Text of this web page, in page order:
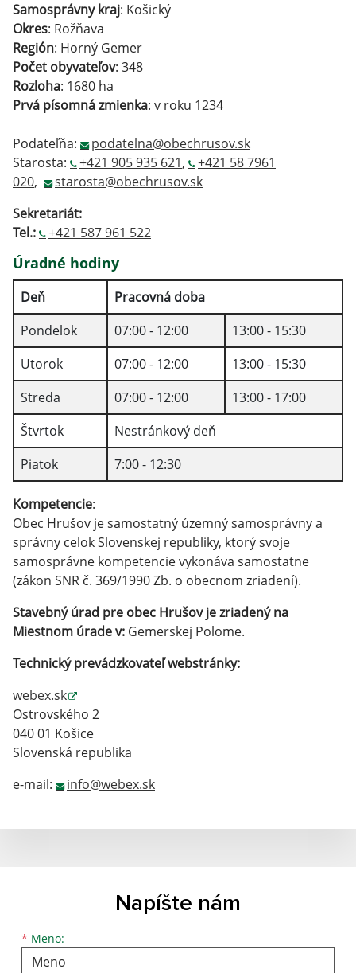
Samosprávny kraj: Košický
Okres: Rožňava
Región: Horný Gemer
Počet obyvateľov: 348
Rozloha: 1680 ha
Prvá písomná zmienka: v roku 1234
Podateľňa:
podatelna@obechrusov.sk
Starosta:
+421 905 935 621,
+421 58 7961
020,
starosta@obechrusov.sk
Sekretariát:
Tel.:
+421 587 961 522
Úradné hodiny
Deň
Pracovná doba
Pondelok
07:00 - 12:00
13:00 - 15:30
Utorok
07:00 - 12:00
13:00 - 15:30
Streda
07:00 - 12:00
13:00 - 17:00
Štvrtok
Nestránkový deň
Piatok
7:00 - 12:30
Kompetencie:
Obec Hrušov je samostatný územný samosprávny a
správny celok Slovenskej republiky, ktorý svoje
samosprávne kompetencie vykonáva samostatne
(zákon SNR č. 369/1990 Zb. o obecnom zriadení).
Stavebný úrad pre obec Hrušov je zriadený na
Miestnom úrade v: Gemerskej Polome.
Technický prevádzkovateľ webstránky:
webex.sk
Ostrovského 2
040 01 Košice
Slovenská republika
e-mail:
info@webex.sk
Napíšte nám
* Meno: